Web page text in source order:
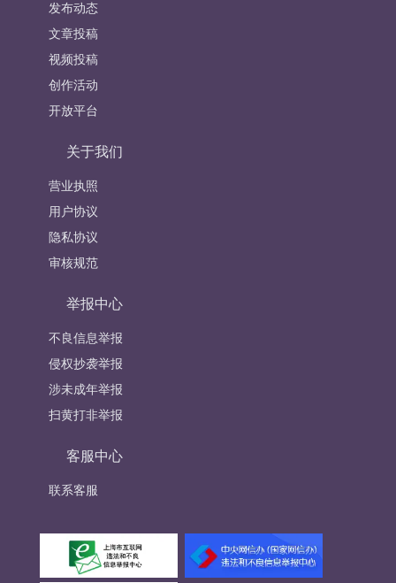
发布动态
文章投稿
视频投稿
创作活动
开放平台
关于我们
营业执照
用户协议
隐私协议
审核规范
举报中心
不良信息举报
侵权抄袭举报
涉未成年举报
扫黄打非举报
客服中心
联系客服